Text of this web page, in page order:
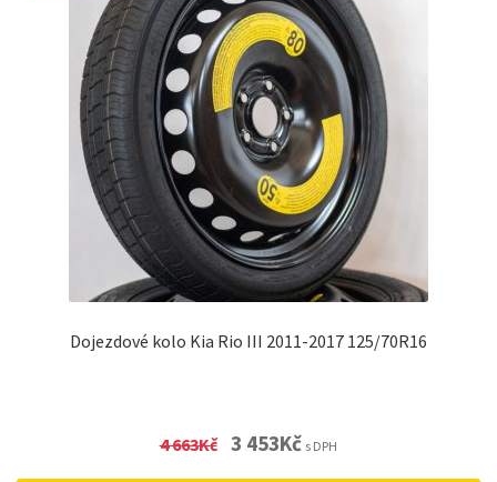
Dojezdové kolo Kia Rio III 2011-2017 125/70R16
4 663Kč Original
3 453KčCurrent
s DPH